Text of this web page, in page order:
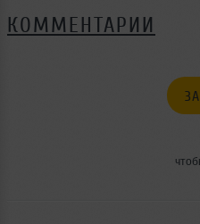
КОММЕНТАРИИ